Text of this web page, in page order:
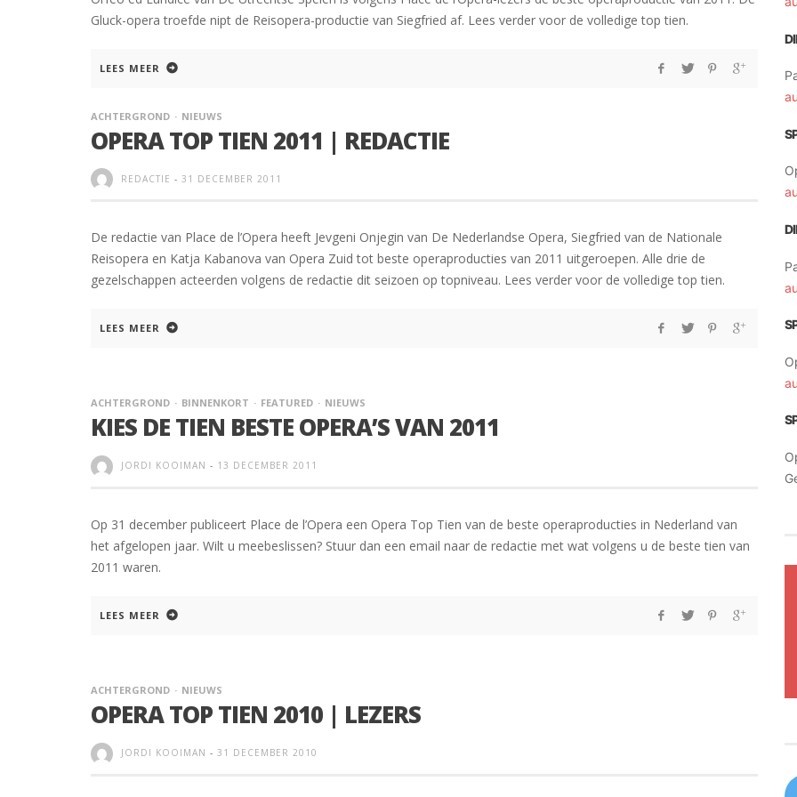
Gluck-opera troefde nipt de Reisopera-productie van Siegfried af. Lees verder voor de volledige top tien.
LEES MEER
ACHTERGROND NIEUWS
OPERA TOP TIEN 2011 | REDACTIE
REDACTIE - 31 DECEMBER 2011
De redactie van Place de l’Opera heeft Jevgeni Onjegin van De Nederlandse Opera, Siegfried van de Nationale
Reisopera en Katja Kabanova van Opera Zuid tot beste operaproducties van 2011 uitgeroepen. Alle drie de
gezelschappen acteerden volgens de redactie dit seizoen op topniveau. Lees verder voor de volledige top tien.
LEES MEER
ACHTERGROND BINNENKORT FEATURED NIEUWS
KIES DE TIEN BESTE OPERA’S VAN 2011
JORDI KOOIMAN - 13 DECEMBER 2011
Op 31 december publiceert Place de l’Opera een Opera Top Tien van de beste operaproducties in Nederland van
het afgelopen jaar. Wilt u meebeslissen? Stuur dan een email naar de redactie met wat volgens u de beste tien van
2011 waren.
LEES MEER
ACHTERGROND NIEUWS
OPERA TOP TIEN 2010 | LEZERS
JORDI KOOIMAN - 31 DECEMBER 2010